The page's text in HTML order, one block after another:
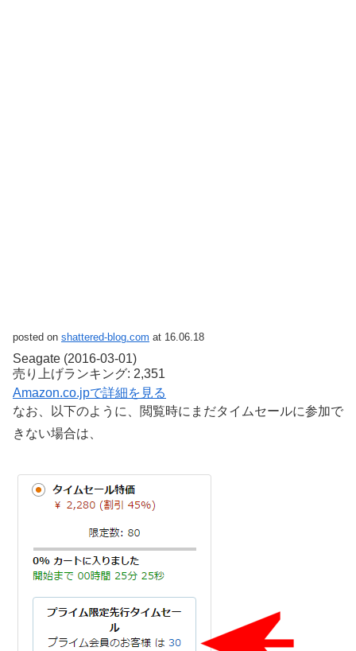
posted on shattered-blog.com at 16.06.18
Seagate (2016-03-01)
売り上げランキング: 2,351
Amazon.co.jpで詳細を見る
なお、以下のように、閲覧時にまだタイムセールに参加で
きない場合は、